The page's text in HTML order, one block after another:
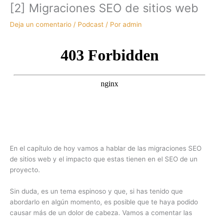
[2] Migraciones SEO de sitios web
Deja un comentario / Podcast / Por admin
En el capítulo de hoy vamos a hablar de las migraciones SEO
de sitios web y el impacto que estas tienen en el SEO de un
proyecto.
Sin duda, es un tema espinoso y que, si has tenido que
abordarlo en algún momento, es posible que te haya podido
causar más de un dolor de cabeza. Vamos a comentar las